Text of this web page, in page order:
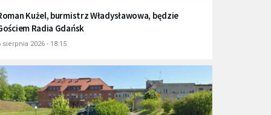
Kużel, burmistrz Władysławowa, będzie
Radia Gdańsk
sierpnia 2026 - 18:15